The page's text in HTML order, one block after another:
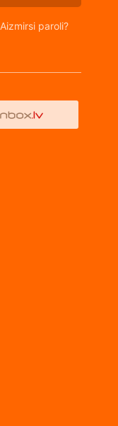
Aizmirsi paroli?